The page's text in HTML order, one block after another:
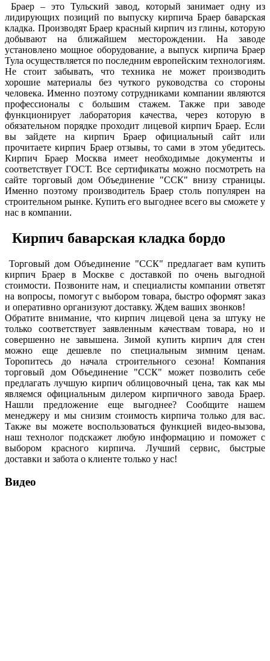
Браер – это Тульский завод, который занимает одну из
лидирующих позиций по выпуску кирпича Браер баварская
кладка. Производят Браер красный кирпич из глины, которую
добывают на ближайшем месторождении. На заводе
установлено мощное оборудование, а выпуск кирпича Браер
Тула осуществляется по последним европейским технологиям.
Не стоит забывать, что техника не может производить
хорошие материалы без чуткого руководства со стороны
человека. Именно поэтому сотрудниками компании являются
профессионалы с большим стажем. Также при заводе
функционирует лаборатория качества, через которую в
обязательном порядке проходит лицевой кирпич Браер. Если
вы зайдете на кирпич Браер официальный сайт или
прочитаете кирпич Браер отзывы, то сами в этом убедитесь.
Кирпич Браер Москва имеет необходимые документы и
соответствует ГОСТ. Все сертификаты можно посмотреть на
сайте торговый дом Объединение "ССК" внизу страницы.
Именно поэтому производитель Браер столь популярен на
строительном рынке. Купить его выгоднее всего вы сможете у
нас в компании.
Кирпич баварская кладка бордо
Торговый дом Объединение "ССК" предлагает вам купить
кирпич Браер в Москве с доставкой по очень выгодной
стоимости. Позвоните нам, и специалисты компании ответят
на вопросы, помогут с выбором товара, быстро оформят заказ
и оперативно организуют доставку. Ждем ваших звонков!
Обратите внимание, что кирпич лицевой цена за штуку не
только соответствует заявленным качествам товара, но и
совершенно не завышена. Зимой купить кирпич для стен
можно еще дешевле по специальным зимним ценам.
Торопитесь до начала строительного сезона! Компания
торговый дом Объединение "ССК" может позволить себе
предлагать лучшую кирпич облицовочный цена, так как мы
являемся официальным дилером кирпичного завода Браер.
Нашли предложение еще выгоднее? Сообщите нашем
менеджеру и мы снизим стоимость кирпича только для вас.
Также вы можете воспользоваться функцией видео-вызова,
наш технолог подскажет любую информацию и поможет с
выбором красного кирпича. Лучший сервис, быстрые
доставки и забота о клиенте только у нас!
Видео